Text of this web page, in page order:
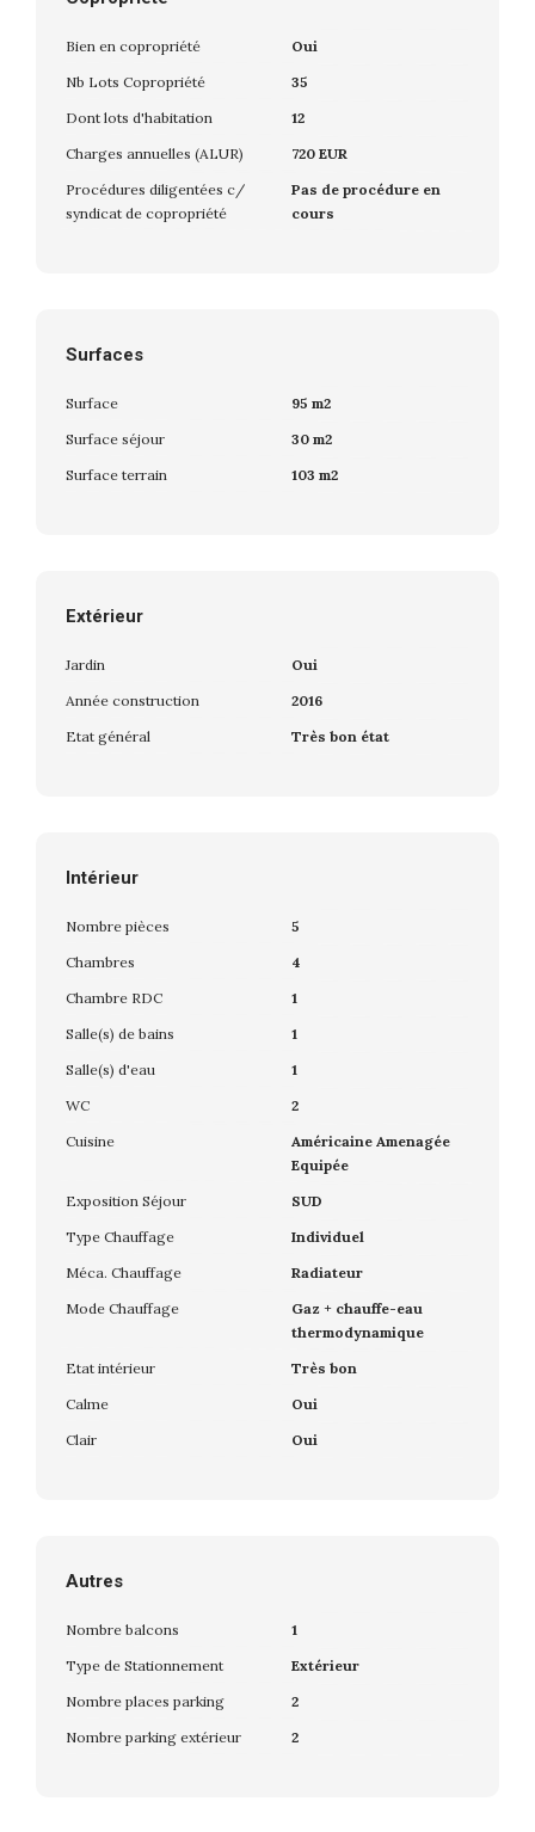
Bien en copropriété
Oui
Nb Lots Copropriété
35
Dont lots d'habitation
12
Charges annuelles (ALUR)
720 EUR
Procédures diligentées c/
syndicat de copropriété
Pas de procédure en
cours
Surfaces
Surface
95 m2
Surface séjour
30 m2
Surface terrain
103 m2
Extérieur
Jardin
Oui
Année construction
2016
Etat général
Très bon état
Intérieur
Nombre pièces
5
Chambres
4
Chambre RDC
1
Salle(s) de bains
1
Salle(s) d'eau
1
WC
2
Cuisine
Américaine Amenagée
Equipée
Exposition Séjour
SUD
Type Chauffage
Individuel
Méca. Chauffage
Radiateur
Mode Chauffage
Gaz + chauffe-eau
thermodynamique
Etat intérieur
Très bon
Calme
Oui
Clair
Oui
Autres
Nombre balcons
1
Type de Stationnement
Extérieur
Nombre places parking
2
Nombre parking extérieur
2